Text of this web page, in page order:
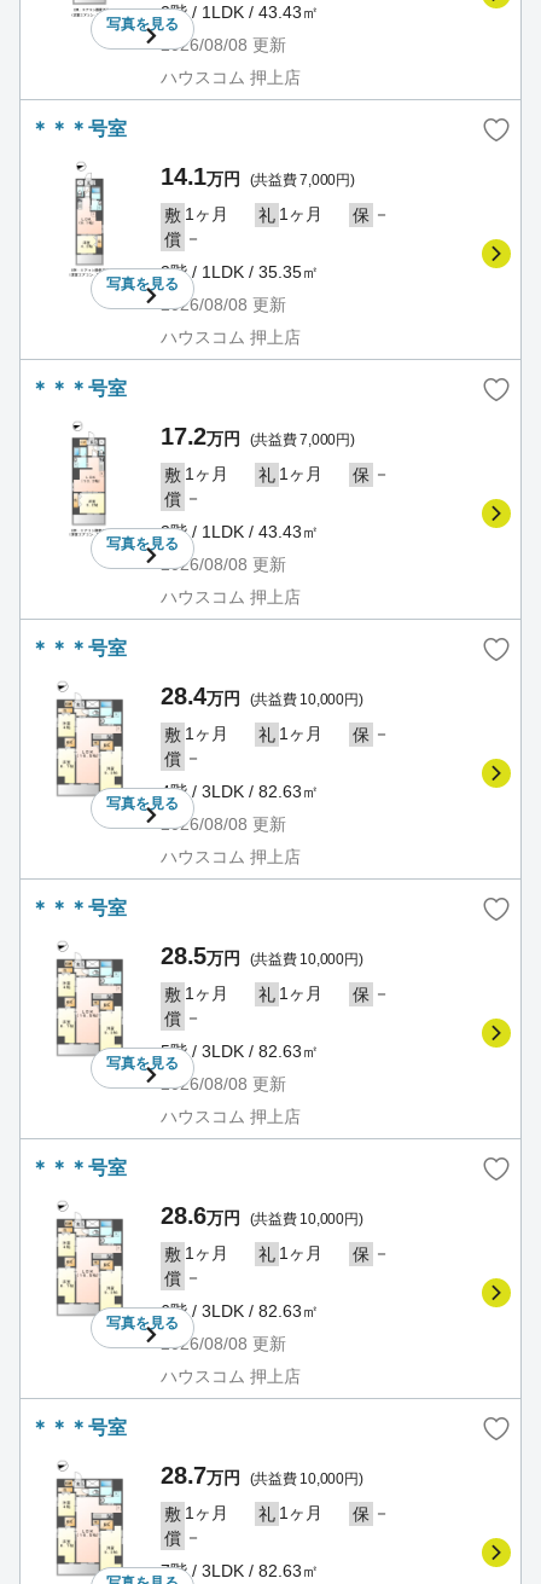
写真を見る
2階 / 1LDK / 43.43㎡
2026/08/08 更新
ハウスコム 押上店
＊＊＊号室
写真を見る
14.1万円 (共益費 7,000円)
敷 1ヶ月 礼 1ヶ月 保 －
償 －
3階 / 1LDK / 35.35㎡
2026/08/08 更新
ハウスコム 押上店
＊＊＊号室
写真を見る
17.2万円 (共益費 7,000円)
敷 1ヶ月 礼 1ヶ月 保 －
償 －
3階 / 1LDK / 43.43㎡
2026/08/08 更新
ハウスコム 押上店
＊＊＊号室
写真を見る
28.4万円 (共益費 10,000円)
敷 1ヶ月 礼 1ヶ月 保 －
償 －
4階 / 3LDK / 82.63㎡
2026/08/08 更新
ハウスコム 押上店
＊＊＊号室
写真を見る
28.5万円 (共益費 10,000円)
敷 1ヶ月 礼 1ヶ月 保 －
償 －
5階 / 3LDK / 82.63㎡
2026/08/08 更新
ハウスコム 押上店
＊＊＊号室
写真を見る
28.6万円 (共益費 10,000円)
敷 1ヶ月 礼 1ヶ月 保 －
償 －
6階 / 3LDK / 82.63㎡
2026/08/08 更新
ハウスコム 押上店
＊＊＊号室
28.7万円 (共益費 10,000円)
敷 1ヶ月 礼 1ヶ月 保 －
償 －
7階 / 3LDK / 82.63㎡